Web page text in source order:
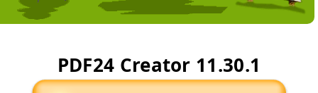
PDF24 Creator 11.30.1